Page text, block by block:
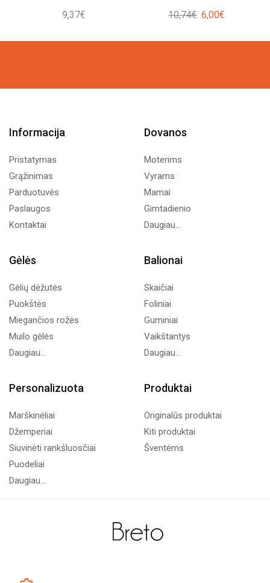
9,37€ 10,74€ Original
was:
6,00€
is:
Informacija
Pristatymas
Grąžinimas
Parduotuvės
Paslaugos
Kontaktai
Dovanos
Moterims
Vyrams
Mamai
Gimtadienio
Daugiau...
Gėlės
Gėlių dėžutės
Puokštės
Miegančios rožės
Muilo gėlės
Daugiau...
Balionai
Skaičiai
Foliniai
Guminiai
Vaikštantys
Daugiau...
Personalizuota
Marškinėliai
Džemperiai
Siuvinėti rankšluosčiai
Puodeliai
Daugiau...
Produktai
Originalūs produktai
Kiti produktai
Šventėms